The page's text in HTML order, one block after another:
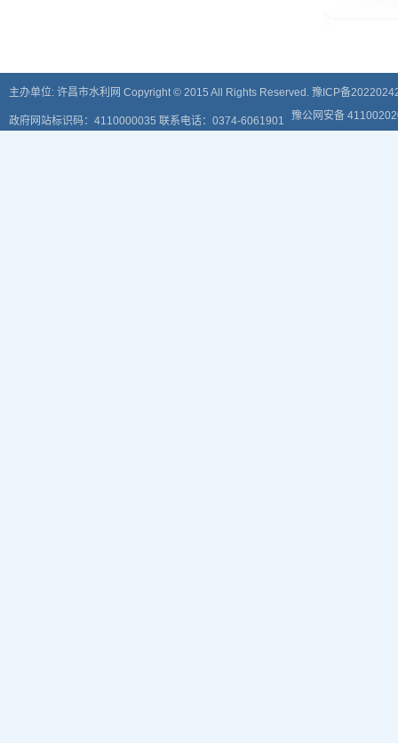
主办单位: 许昌市水利网 Copyright © 2015 All Rights Reserved. 豫ICP备
政府网站标识码：4110000035 联系电话：0374-6061901 豫公网安备